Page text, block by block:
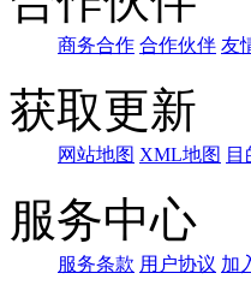
商务合作 合作伙伴 友
获取更新
网站地图 XML地图
服务中心
服务条款 用户协议 加